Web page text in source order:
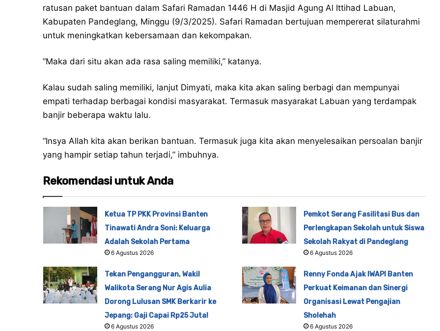
ratusan paket bantuan dalam Safari Ramadan 1446 H di Masjid Agung Al Ittihad Labuan,
Kabupaten Pandeglang, Minggu (9/3/2025). Safari Ramadan bertujuan mempererat silaturahmi
untuk meningkatkan kebersamaan dan kekompakan.
“Maka dari situ akan ada rasa saling memiliki,” katanya.
Kalau sudah saling memiliki, lanjut Dimyati, maka kita akan saling berbagi dan mempunyai
empati terhadap berbagai kondisi masyarakat. Termasuk masyarakat Labuan yang terdampak
banjir beberapa waktu lalu.
“Insya Allah kita akan berikan bantuan. Termasuk juga kita akan menyelesaikan persoalan banjir
yang hampir setiap tahun terjadi,” imbuhnya.
Rekomendasi untuk Anda
Ketua TP PKK Provinsi Banten
Tinawati Andra Soni: Keluarga
Adalah Sekolah Pertama
6 Agustus 2026
Pemkot Serang Fasilitasi Bus dan
Perlengkapan Sekolah untuk Siswa
Sekolah Rakyat di Pandeglang
6 Agustus 2026
Tekan Pengangguran, Wakil
Walikota Serang Nur Agis Aulia
Dorong Lulusan SMK Berkarir ke
Jepang: Gaji Capai Rp25 Juta!
6 Agustus 2026
Renny Fonda Ajak IWAPI Banten
Perkuat Keimanan dan Sinergi
Organisasi Lewat Pengajian
Sholehah
6 Agustus 2026